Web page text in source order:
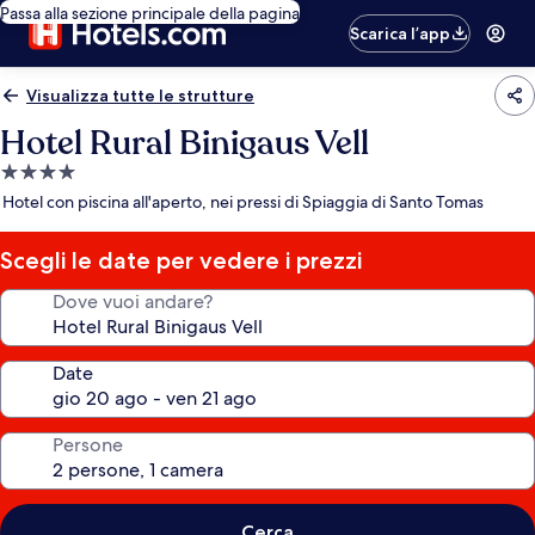
Passa alla sezione principale della pagina
Scarica l’app
Visualizza tutte le strutture
Hotel Rural Binigaus Vell
Struttura
a
stelle
Hotel con piscina all'aperto, nei pressi di Spiaggia di Santo Tomas
Scegli le date per vedere i prezzi
Dove vuoi andare?
Date
Persone